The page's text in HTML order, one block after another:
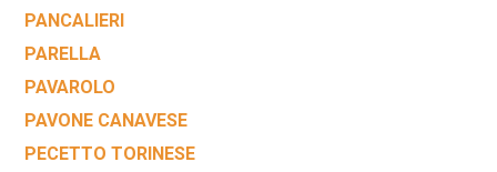
PANCALIERI
PARELLA
PAVAROLO
PAVONE CANAVESE
PECETTO TORINESE